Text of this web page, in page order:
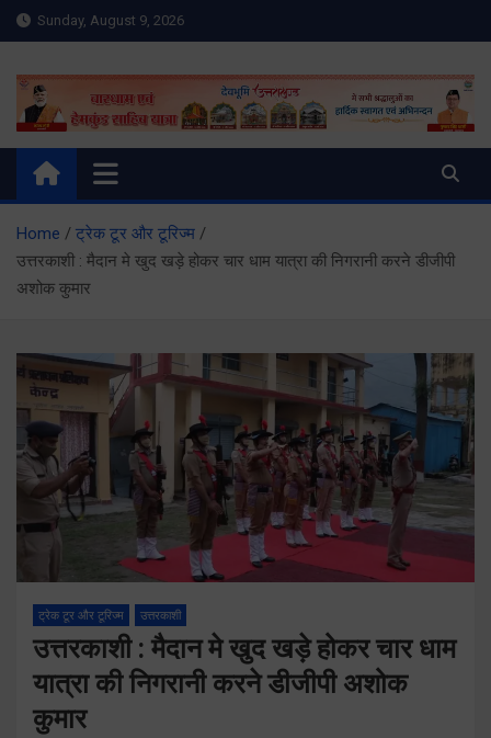
Skip
to
Sunday, August 9, 2026
Meru Raibar | Uttarakhand
News | Uttarkashi News
meruraibar.com
Home
ट्रेक टूर और टूरिज्म
उत्तरकाशी : मैदान मे खुद खड़े होकर चार धाम यात्रा की निगरानी करने डीजीपी
अशोक कुमार
ट्रेक टूर और टूरिज्म उत्तरकाशी
उत्तरकाशी : मैदान मे खुद खड़े होकर चार धाम
यात्रा की निगरानी करने डीजीपी अशोक
कुमार